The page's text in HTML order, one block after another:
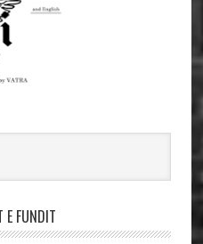
E FUNDIT